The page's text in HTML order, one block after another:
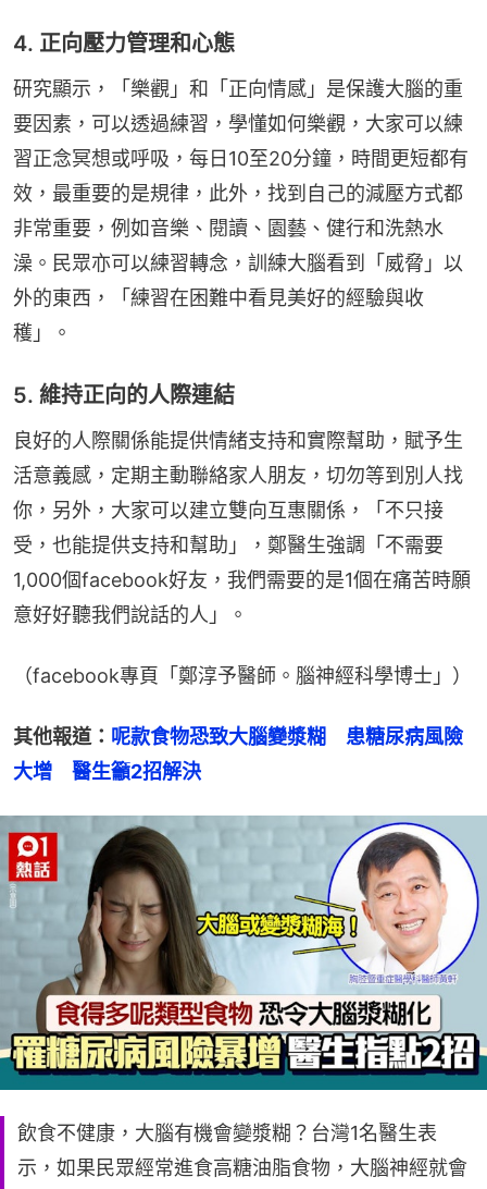
4. 正向壓力管理和心態
研究顯示，「樂觀」和「正向情感」是保護大腦的重
要因素，可以透過練習，學懂如何樂觀，大家可以練
習正念冥想或呼吸，每日10至20分鐘，時間更短都有
效，最重要的是規律，此外，找到自己的減壓方式都
非常重要，例如音樂、閱讀、園藝、健行和洗熱水
澡。民眾亦可以練習轉念，訓練大腦看到「威脅」以
外的東西，「練習在困難中看見美好的經驗與收
穫」。
5. 維持正向的人際連結
良好的人際關係能提供情緒支持和實際幫助，賦予生
活意義感，定期主動聯絡家人朋友，切勿等到別人找
你，另外，大家可以建立雙向互惠關係，「不只接
受，也能提供支持和幫助」，鄭醫生強調「不需要
1,000個facebook好友，我們需要的是1個在痛苦時願
意好好聽我們說話的人」。
（facebook專頁「鄭淳予醫師。腦神經科學博士」）
其他報道： 呢款食物恐致大腦變漿糊　患糖尿病風險
大增　醫生籲2招解決
飲食不健康，大腦有機會變漿糊？台灣1名醫生表
示，如果民眾經常進食高糖油脂食物，大腦神經就會